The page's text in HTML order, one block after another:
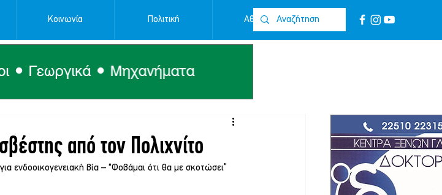
Κοινωνία Πολιτική Αθλητικά Επικοινωνία
από τον Πολιχνίτο
ενδοοικογενειακή βία – “Φοβάμαι ότι θα με σκοτώσει”